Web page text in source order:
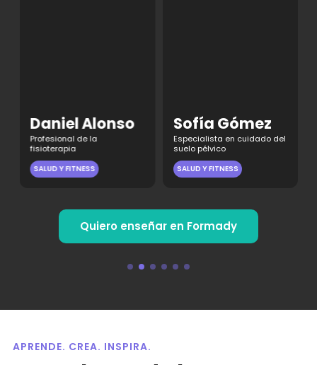
Daniel Alonso
Profesional de la
fisioterapia
SALUD Y FITNESS
Sofía Gómez
Especialista en cuidado del
suelo pélvico
SALUD Y FITNESS
Quiero enseñar en Formady
APRENDE. CREA. INSPIRA.